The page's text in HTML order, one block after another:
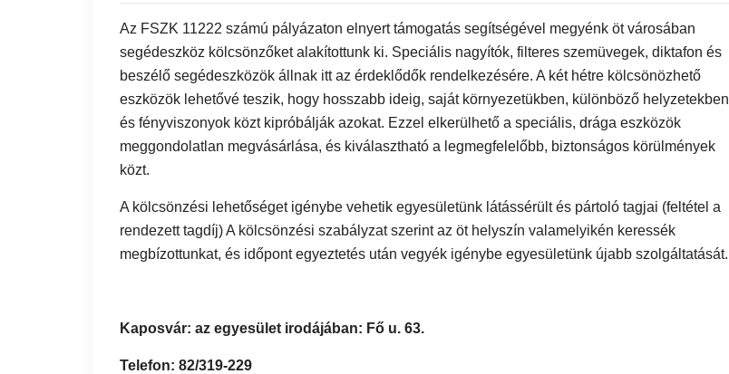
Az FSZK 11222 számú pályázaton elnyert támogatás segítségével megyénk öt városában
segédeszköz kölcsönzőket alakítottunk ki. Speciális nagyítók, filteres szemüvegek, diktafon és
beszélő segédeszközök állnak itt az érdeklődők rendelkezésére. A két hétre kölcsönözhető
eszközök lehetővé teszik, hogy hosszabb ideig, saját környezetükben, különböző helyzetekben
és fényviszonyok közt kipróbálják azokat. Ezzel elkerülhető a speciális, drága eszközök
meggondolatlan megvásárlása, és kiválasztható a legmegfelelőbb, biztonságos körülmények
közt.
A kölcsönzési lehetőséget igénybe vehetik egyesületünk látássérült és pártoló tagjai (feltétel a
rendezett tagdíj) A kölcsönzési szabályzat szerint az öt helyszín valamelyikén keressék
megbízottunkat, és időpont egyeztetés után vegyék igénybe egyesületünk újabb szolgáltatását.
Kaposvár: az egyesület irodájában: Fő u. 63.
Telefon: 82/319-229